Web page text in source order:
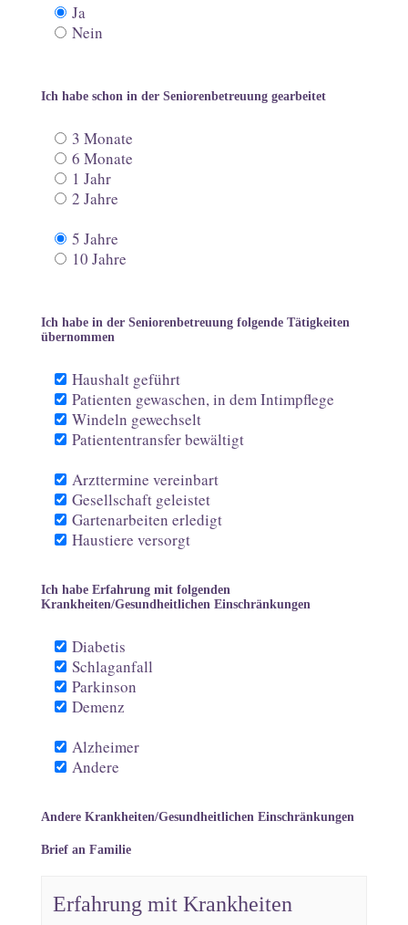
Ja
Nein
Ich habe schon in der Seniorenbetreuung gearbeitet
3 Monate
6 Monate
1 Jahr
2 Jahre
5 Jahre
10 Jahre
Ich habe in der Seniorenbetreuung folgende Tätigkeiten
übernommen
Haushalt geführt
Patienten gewaschen, in dem Intimpflege
Windeln gewechselt
Patiententransfer bewältigt
Arzttermine vereinbart
Gesellschaft geleistet
Gartenarbeiten erledigt
Haustiere versorgt
Ich habe Erfahrung mit folgenden
Krankheiten/Gesundheitlichen Einschränkungen
Diabetis
Schlaganfall
Parkinson
Demenz
Alzheimer
Andere
Andere Krankheiten/Gesundheitlichen Einschränkungen
Brief an Familie
Erfahrung mit Krankheiten